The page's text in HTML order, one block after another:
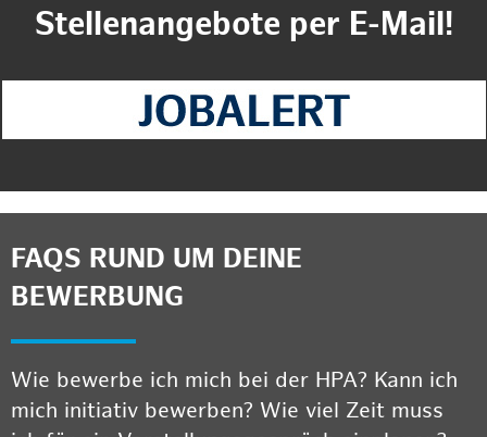
Stellenangebote per E-Mail!
FAQS RUND UM DEINE
BEWERBUNG
Wie bewerbe ich mich bei der HPA? Kann ich
mich initiativ bewerben? Wie viel Zeit muss